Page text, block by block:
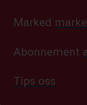
Marked
Abonnement
Tips oss